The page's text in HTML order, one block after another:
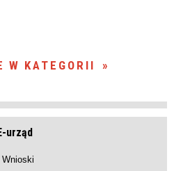
W KATEGORII
urząd
Wnioski